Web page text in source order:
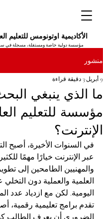
الأكاديمية اوتونومس للتعليم
مؤسسة دولية خاصة ومستقلة، مسجلة في
منشور
ما الذي ينبغي
مؤسسة للتعليم
الإنترنت؟
9 أبريل 3 دقيقة قراءة
في السنوات الأخيرة، أصبح
عبر الإنترنت خيارًا مهمًا
والمهنيين الطامحين إلى
العلمية والعملية دون التخلي
اليومية. لكن مع ازدياد عدد
تقدم برامج تعليمية رقمية،
الضروري أن يعرف الطالب